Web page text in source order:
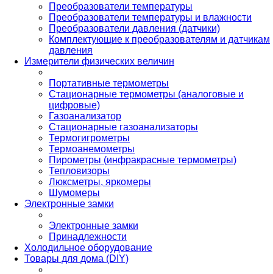
Преобразователи температуры
Преобразователи температуры и влажности
Преобразователи давления (датчики)
Комплектующие к преобразователям и датчикам
давления
Измерители физических величин
Портативные термометры
Стационарные термометры (аналоговые и
цифровые)
Газоанализатор
Стационарные газоанализаторы
Термогигрометры
Термоанемометры
Пирометры (инфракрасные термометры)
Тепловизоры
Люксметры, яркомеры
Шумомеры
Электронные замки
Электронные замки
Принадлежности
Холодильное оборудование
Товары для дома (DIY)